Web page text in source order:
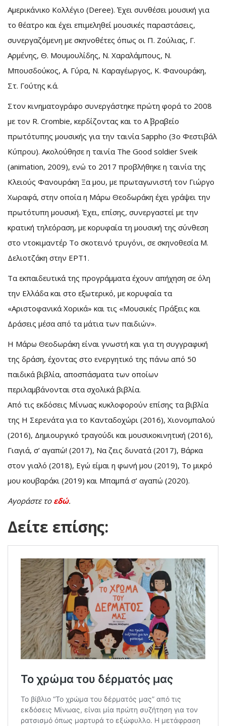
Αμερικάνικο Κολλέγιο (Deree). Έχει συνθέσει μουσική για
το θέατρο και έχει επιμεληθεί μουσικές παραστάσεις,
συνεργαζόμενη με σκηνοθέτες όπως οι Π. Ζούλιας, Γ.
Αρμένης, Θ. Μουμουλίδης, Ν. Χαραλάμπους, Ν.
Μπουσδούκος, Α. Γύρα, Ν. Καραγέωρ­γος, Κ. Φανουράκη,
Στ. Γούτης κ.ά.
Στον κινηματογράφο συνεργάστηκε πρώτη φoρά το 2008
με τον R. Crombie, κερδίζοντας και το Α΄ βραβείο
πρωτότυπης μουσικής για την ταινία Sappho (3ο Φεστιβάλ
Κύπρου). Ακολούθησε η ταινία The Good soldier Sveik
(animation, 2009), ενώ το 2017 προβλήθηκε η ταινία της
Κλειούς Φανουράκη Ξα μου, με πρωταγωνιστή τον Γιώργο
Χωραφά, στην οποία η Μάρω Θεοδωράκη έχει γράψει την
πρωτότυπη μουσική. Έχει, επίσης, συνεργαστεί με την
κρατική τηλεόραση, με κορυφαία τη μουσική της σύνθεση
στο ντοκιμαντέρ Το σκοτεινό τρυγόνι, σε σκηνοθεσία Μ.
Δελιοτζάκη στην ΕΡΤ1.
Τα εκπαιδευτικά της προγράμματα έχουν απήχηση σε όλη
την Ελλάδα και στο εξωτερικό, με κορυφαία τα
«Αριστοφανικά Χορικά» και τις «Μουσικές Πράξεις και
Δράσεις μέσα από τα μάτια των παιδιών».
Η Μάρω Θεοδωράκη είναι γνωστή και για τη συγγραφική
της δράση, έχοντας στο ενεργητικό της πάνω από 50
παιδικά βιβλία, αποσπάσματα των οποίων
περιλαμβάνονται στα σχολικά βιβλία.
Από τις εκδόσεις Μίνωας κυκλοφορούν επίσης τα βιβλία
της Η Σερενάτα για το Κανταδοχώρι (2016), Χιονομπαλού
(2016), Δημιουργικό τραγούδι και μουσικοκινητική (2016),
Γιαγιά, σ’ αγαπώ! (2017), Να ζεις δυνατά (2017), Βάρκα
στον γιαλό (2018), Εγώ είμαι η φωνή μου (2019), Το μικρό
μου κουβαράκι (2019) και Μπαμπά σ’ αγαπώ (2020).
Αγοράστε το εδώ.
Δείτε επίσης: